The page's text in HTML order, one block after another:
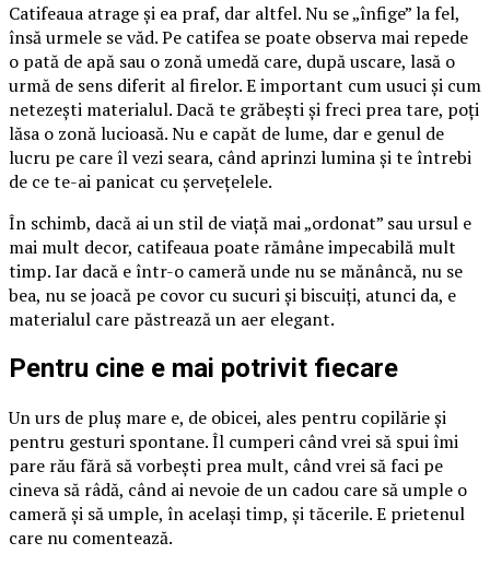
Catifeaua atrage și ea praf, dar altfel. Nu se „înfige” la fel,
însă urmele se văd. Pe catifea se poate observa mai repede
o pată de apă sau o zonă umedă care, după uscare, lasă o
urmă de sens diferit al firelor. E important cum usuci și cum
netezești materialul. Dacă te grăbești și freci prea tare, poți
lăsa o zonă lucioasă. Nu e capăt de lume, dar e genul de
lucru pe care îl vezi seara, când aprinzi lumina și te întrebi
de ce te-ai panicat cu șervețelele.
În schimb, dacă ai un stil de viață mai „ordonat” sau ursul e
mai mult decor, catifeaua poate rămâne impecabilă mult
timp. Iar dacă e într-o cameră unde nu se mănâncă, nu se
bea, nu se joacă pe covor cu sucuri și biscuiți, atunci da, e
materialul care păstrează un aer elegant.
Pentru cine e mai potrivit fiecare
Un urs de pluș mare e, de obicei, ales pentru copilărie și
pentru gesturi spontane. Îl cumperi când vrei să spui îmi
pare rău fără să vorbești prea mult, când vrei să faci pe
cineva să râdă, când ai nevoie de un cadou care să umple o
cameră și să umple, în același timp, și tăcerile. E prietenul
care nu comentează.